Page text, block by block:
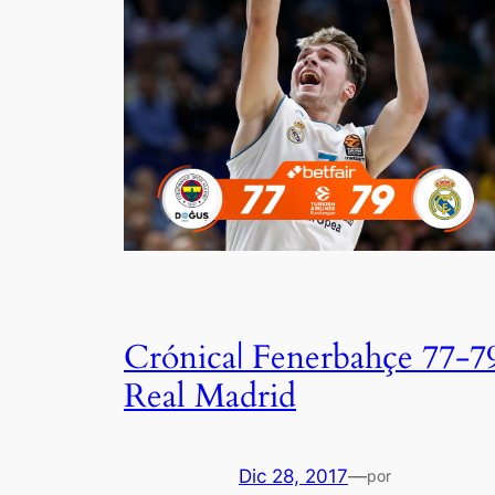
Crónica| Fenerbahçe 77-
Real Madrid
Dic 28, 2017—por